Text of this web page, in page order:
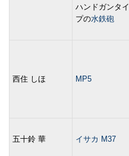
ハンドガンタイ
プの水鉄砲
西住 しほ MP5
五十鈴 華 イサカ M37